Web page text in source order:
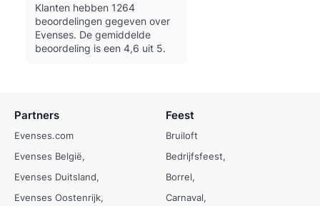
Klanten hebben 1264
beoordelingen gegeven over
Evenses. De gemiddelde
beoordeling is een 4,6 uit 5.
Partners
Evenses.com
Evenses België
Evenses Duitsland
Evenses Oostenrijk
Feest
Bruiloft
Bedrijfsfeest
Borrel
Carnaval